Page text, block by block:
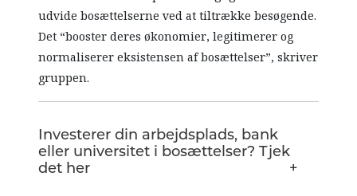
udvide bosættelserne ved at tiltrække besøgende.
Det “booster deres økonomier, legitimerer og
normaliserer eksistensen af ​​bosættelser”, skriver
gruppen.
Investerer din arbejdsplads, bank
eller universitet i bosættelser? Tjek
det her